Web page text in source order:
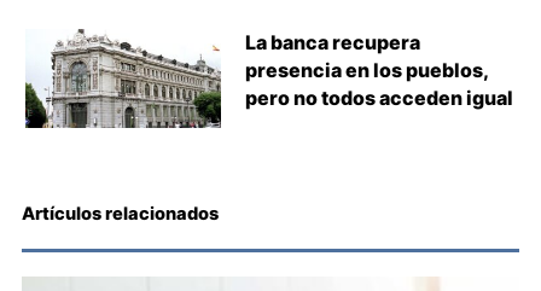
La banca recupera
presencia en los pueblos,
pero no todos acceden igual
Artículos relacionados